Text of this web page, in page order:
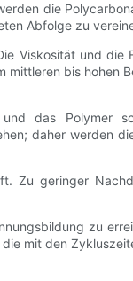
die
Abfolge zu
Viskosität und die
bis hohen
das Polymer
daher werden
Zu geringer
zu
mit den